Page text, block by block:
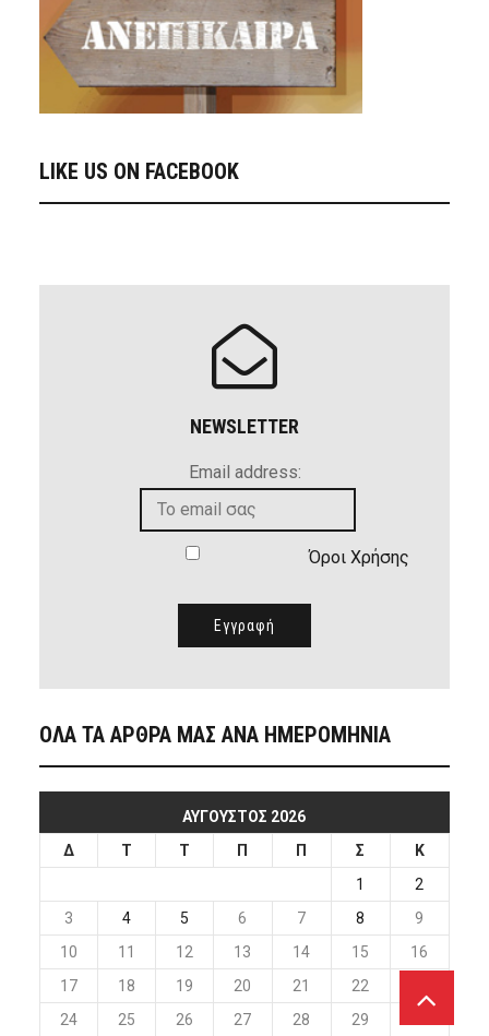
LIKE US ON FACEBOOK
NEWSLETTER
Email address:
Όροι Χρήσης
ΟΛΑ ΤΑ ΑΡΘΡΑ ΜΑΣ ΑΝΑ ΗΜΕΡΟΜΗΝΙΑ
ΑΎΓΟΥΣΤΟΣ 2026
Δ
Τ Τ Π Π Σ
Κ
1
2
3
4 5 6 7 8
9
10
11 12 13 14 15
16
17
18 19 20 21 22
24
25 26 27 28 29